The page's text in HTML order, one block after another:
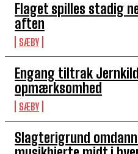
Flaget spilles stadig
aften
SÆBY
Engang tiltrak
opmærksomhed
SÆBY
Slagterigrund